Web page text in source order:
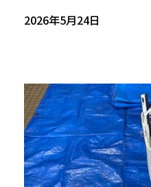
2026年5月24日